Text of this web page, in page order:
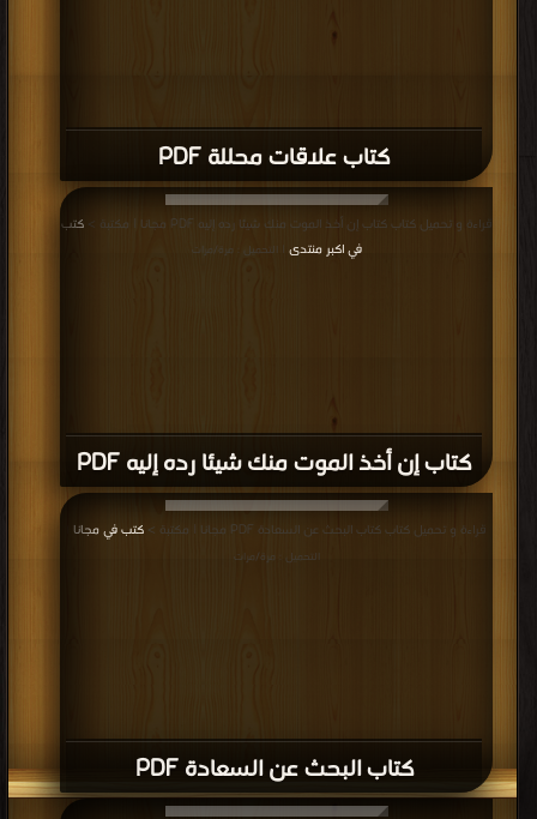
كتاب علاقات محللة PDF
كتاب إن أخذ الموت منك شيئا رده إليه PDF
قراءة و تحميل كتاب كتاب إن أخذ الموت منك شيئا رده إليه PDF مجانا | مكتبة >
كتب
في اكبر منتدى | التحميل : مرة/مرات
كتاب البحث عن السعادة PDF
قراءة و تحميل كتاب كتاب البحث عن السعادة PDF مجانا | مكتبة > كتب في مجانا
التحميل : مرة/مرات